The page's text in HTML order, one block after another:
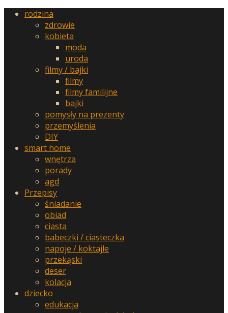
rodzina
zdrowie
kobieta
moda
uroda
filmy / bajki
filmy
filmy familijne
bajki
pomysły na prezenty
przemyślenia
DIY
smart home
wnętrza
porady
agd
Przepisy
śniadanie
obiad
ciasta
babeczki / ciasteczka
napoje / koktajle
przekąski
deser
kolacja
dziecko
edukacja